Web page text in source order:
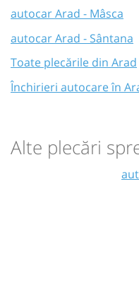
autocar Arad - Mâsca
autocar Arad - Sântana
Toate plecările din Arad
Închirieri autocare în
Alte plecări